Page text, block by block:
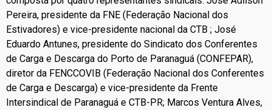
Pereira, presidente da FNE (Federação Nacional dos
Estivadores) e vice-presidente nacional da CTB ; José
Eduardo Antunes, presidente do Sindicato dos Conferentes
de Carga e Descarga do Porto de Paranaguá (CONFEPAR),
diretor da FENCCOVIB (Federação Nacional dos Conferentes
de Carga e Descarga) e vice-presidente da Frente
Intersindical de Paranaguá e CTB-PR; Marcos Ventura Alves,